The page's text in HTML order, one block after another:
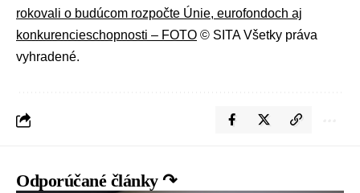
rokovali o budúcom rozpočte Únie, eurofondoch aj
konkurencieschopnosti – FOTO © SITA Všetky práva
vyhradené.
Odporúčané články ↷